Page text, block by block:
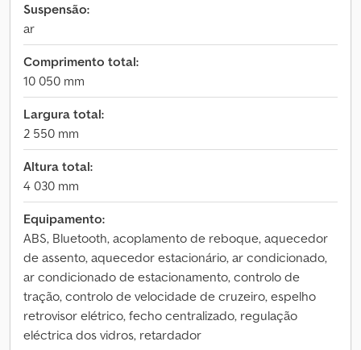
Suspensão:
ar
Comprimento total:
10 050 mm
Largura total:
2 550 mm
Altura total:
4 030 mm
Equipamento:
ABS, Bluetooth, acoplamento de reboque, aquecedor
de assento, aquecedor estacionário, ar condicionado,
ar condicionado de estacionamento, controlo de
tração, controlo de velocidade de cruzeiro, espelho
retrovisor elétrico, fecho centralizado, regulação
eléctrica dos vidros, retardador